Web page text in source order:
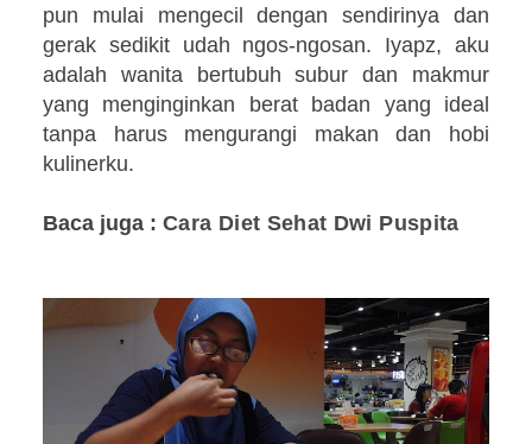
pun mulai mengecil dengan sendirinya dan
gerak sedikit udah ngos-ngosan. Iyapz, aku
adalah wanita bertubuh subur dan makmur
yang menginginkan berat badan yang ideal
tanpa harus mengurangi makan dan hobi
kulinerku.
Baca juga : Cara Diet Sehat Dwi Puspita